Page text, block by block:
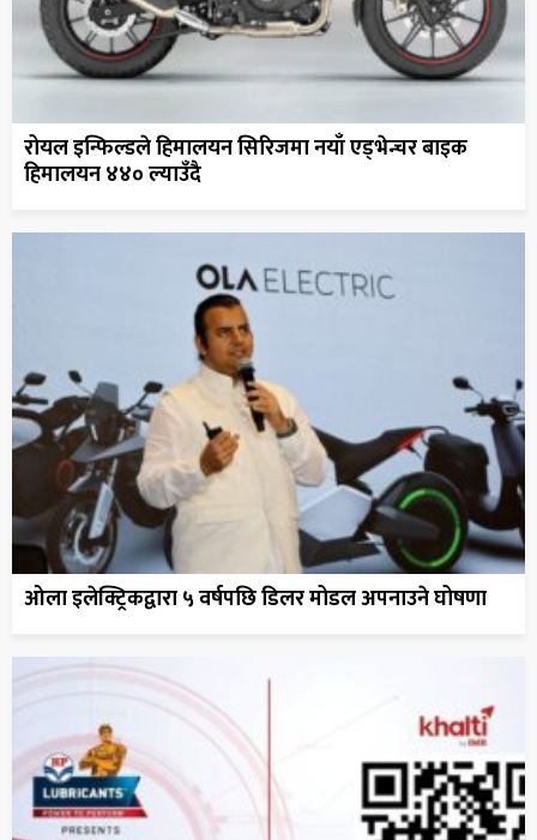
रोयल इन्फिल्डले हिमालयन सिरिजमा नयाँ एड्भेन्चर बाइक
हिमालयन ४४० ल्याउँदै
ओला इलेक्ट्रिकद्वारा ५ वर्षपछि डिलर मोडल अपनाउने घोषणा